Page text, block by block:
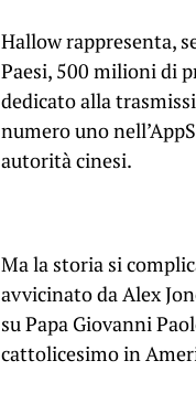
Hallow rappresenta,
Paesi, 500 milioni di
dedicato alla
numero uno
autorità cinesi.
Ma la storia si
avvicinato da Alex
su Papa Giovanni
cattolicesimo in